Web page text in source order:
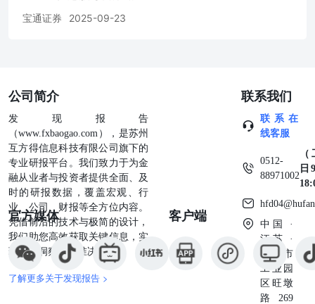
時變更﹐而寶通證券亞洲有限公司並不承諾提供任何有關變
更的通知。本報告所載的意見或估計反映寶通證券亞洲有限
的損失（無論是直接的､間接的､隨之而來的或附帶的）﹐負
上法律責任或具有任何責任﹐即使該成員在有關作為或不作
為發生時已有所知悉亦然。在本報告日期﹐寶通證券亞洲有
限公司及／或其董事可能在其於本報告中推薦（不論明示或
暗示）的公司的任何證券或任何證券類別中擁有利益。此
外﹐寶通證券亞洲有限公司集團的成員､其董事､代表､雇員
及有關連人士及上述人士的家庭成員可能在任何時間在本報
告所述的任何證券中持有長倉或空倉﹐或可能作為主理人或
代理人作出購買或出售﹐或要約購買或出售﹐或以其他方式
不時在公開市場或其他地方買賣任何上述證券﹐及可能現正
出任［參閱以下附注（如有）］或擔任保薦人､財務顧問或
包銷商﹐或已對該等公司或就本報告所述的投資提供重要的
意見或投資服務。未經寶通證券亞洲有限公司事先明確以書
面同意﹐本報告及其中所載的資料不得在任何媒體上複製､
宝通证券 2025-09-23
公司简介
发现报告
（www.fxbaogao.com），是苏州
互方得信息科技有限公司旗下的
专业研报平台。我们致力于为金
融从业者与投资者提供全面、及
时的研报数据，覆盖宏观、行
业、公司、财报等全方位内容。
凭借前沿的技术与极简的设计，
我们助您高效获取关键信息，实
现深度洞察与精准决策。
了解更多关于发现报告 >
官方媒体 客户端
联系我们
联系在
线客服
0512-
88971002
日
中国 ·
江苏 ·
苏州市
工业园
区旺墩
路269